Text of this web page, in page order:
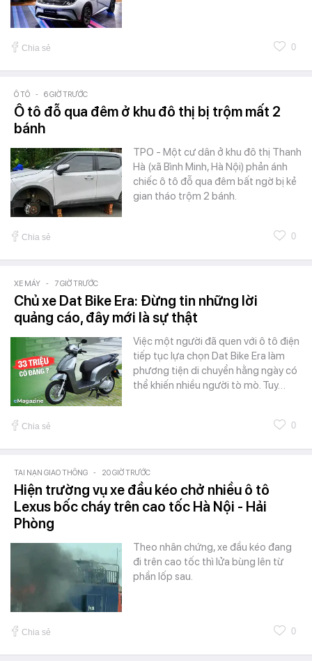
Chia sẻ 0
Ô TÔ - 6 GIỜ TRƯỚC
Ô tô đỗ qua đêm ở khu đô thị bị trộm mất 2
bánh
TPO - Một cư dân ở khu đô thị Thanh
Hà (xã Bình Minh, Hà Nội) phản ánh
chiếc ô tô đỗ qua đêm bất ngờ bị kẻ
gian tháo trộm 2 bánh.
Chia sẻ 0
XE MÁY - 7 GIỜ TRƯỚC
Chủ xe Dat Bike Era: Đừng tin những lời
quảng cáo, đây mới là sự thật
Việc một người đã quen với ô tô điện
tiếp tục lựa chọn Dat Bike Era làm
phương tiện di chuyển hằng ngày có
thể khiến nhiều người tò mò. Tuy…
Chia sẻ 0
TAI NẠN GIAO THÔNG - 20 GIỜ TRƯỚC
Hiện trường vụ xe đầu kéo chở nhiều ô tô
Lexus bốc cháy trên cao tốc Hà Nội - Hải
Phòng
Theo nhân chứng, xe đầu kéo đang
đi trên cao tốc thì lửa bùng lên từ
phần lốp sau.
Chia sẻ 0